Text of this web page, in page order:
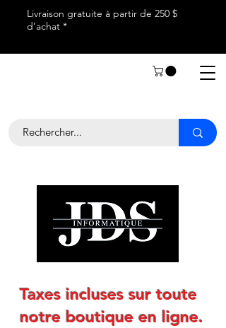
Livraison gratuite à partir de 250 $
d’achat *
Taxes incluses sur toute
notre boutique en ligne.